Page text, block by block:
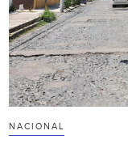
NACIONAL